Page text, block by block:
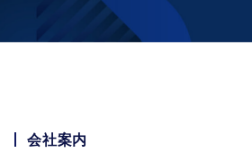
会社案内